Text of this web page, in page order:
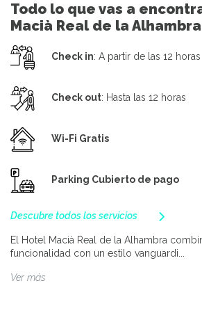
Todo lo que vas a
Macià Real de la Alhambra
Check in: A partir de las 12 horas
Check out: Hasta las 12 horas
Wi-Fi Gratis
Parking Cubierto de pago
Descubre todos los servicios
El Hotel Macià Real de la Alhambra
funcionalidad con un estilo vanguardi...
Ver más